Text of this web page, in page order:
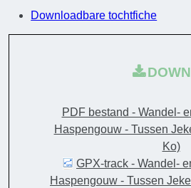
Downloadbare tochtfiche
PDF bestand - Wandel-
Haspengouw - Tussen
Ko)
GPX-track - Wandel-
Haspengouw - Tussen